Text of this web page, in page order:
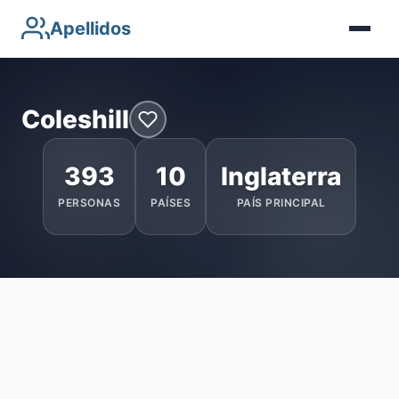
Apellidos
Coleshill
393
PERSONAS
10
PAÍSES
Inglaterra
PAÍS PRINCIPAL